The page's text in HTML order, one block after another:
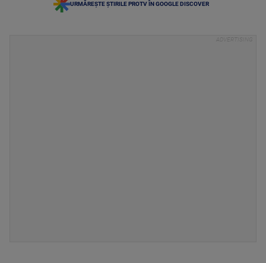
URMĂREȘTE ȘTIRILE PROTV ÎN GOOGLE DISCOVER